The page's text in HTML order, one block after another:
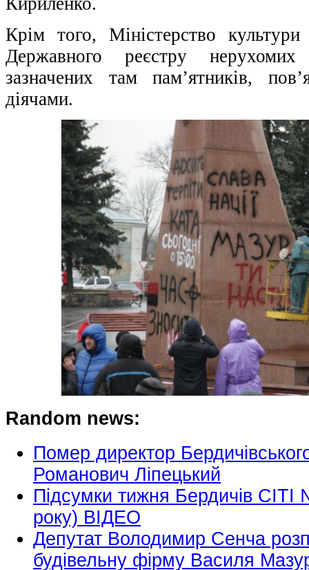
Крім того, Міністерство
Державного реєстру
зазначених там пам’ятників,
діячами.
Random news:
Помер директор
Романович Ліпецький
Підсумки тижня Бердичів
року) ВІДЕО
Депутат Володимир Сенча
будівельну фірму Василя